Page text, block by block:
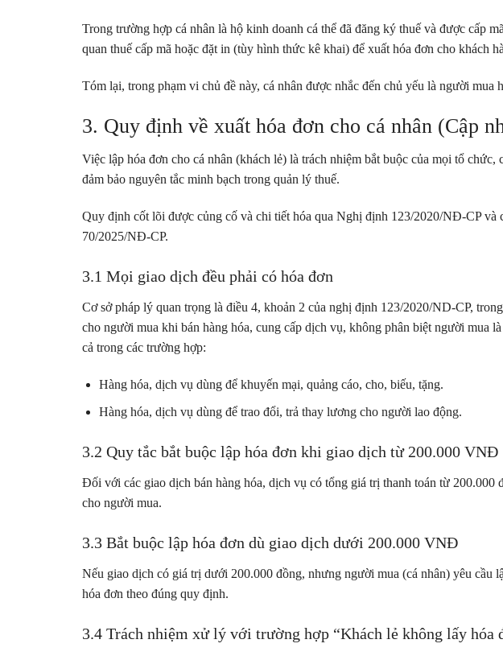
Trong trường hợp cá nhân là hộ kinh doanh cá thể đã đăng ký thuế và được cấp
quan thuế cấp mã hoặc đặt in (tùy hình thức kê khai) để xuất hóa đơn cho khách
Tóm lại, trong phạm vi chủ đề này, cá nhân được nhắc đến chủ yếu là người mua
3. Quy định về xuất hóa đơn cho cá nhân (Cập
Việc lập hóa đơn cho cá nhân (khách lẻ) là trách nhiệm bắt buộc của mọi tổ chức,
đảm bảo nguyên tắc minh bạch trong quản lý thuế.
Quy định cốt lõi được củng cố và chi tiết hóa qua Nghị định 123/2020/NĐ-CP và
70/2025/NĐ-CP.
3.1 Mọi giao dịch đều phải có hóa đơn
Cơ sở pháp lý quan trọng là điều 4, khoản 2 của nghị định 123/2020/ND-CP,
cho người mua khi bán hàng hóa, cung cấp dịch vụ, không phân biệt người mua
cả trong các trường hợp:
Hàng hóa, dịch vụ dùng để khuyến mại, quảng cáo, cho, biếu, tặng.
Hàng hóa, dịch vụ dùng để trao đổi, trả thay lương cho người lao động.
3.2 Quy tắc bắt buộc lập hóa đơn khi giao dịch từ 200.000 VNĐ
Đối với các giao dịch bán hàng hóa, dịch vụ có tổng giá trị thanh toán từ 200.000
cho người mua.
3.3 Bắt buộc lập hóa đơn dù giao dịch dưới 200.000 VNĐ
Nếu giao dịch có giá trị dưới 200.000 đồng, nhưng người mua (cá nhân) yêu cầu
hóa đơn theo đúng quy định.
3.4 Trách nhiệm xử lý với trường hợp “Khách lẻ không lấy hóa